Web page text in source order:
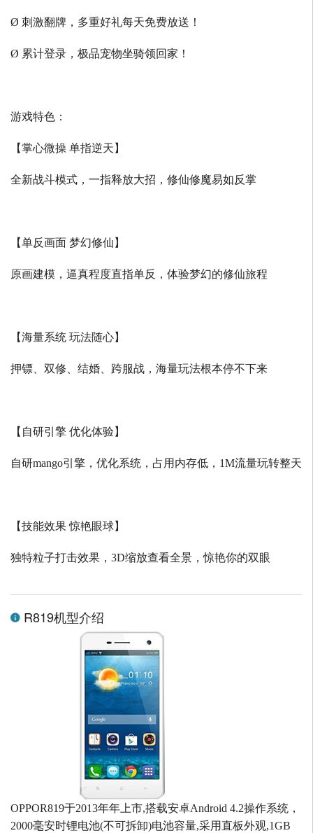
Ø 刺激翻牌，多重好礼每天免费放送！
Ø 累计登录，极品宠物坐骑领回家！
游戏特色：
【掌心微操 单指逆天】
全新战斗模式，一指释放大招，修仙修魔易如反掌
【单反画面 梦幻修仙】
原画建模，逼真程度直指单反，体验梦幻的修仙旅程
【海量系统 玩法随心】
押镖、双修、结婚、跨服战，海量玩法根本停不下来
【自研引擎 优化体验】
自研mango引擎，优化系统，占用内存低， 1M流量玩转整天
【技能效果 惊艳眼球】
独特粒子打击效果， 3D缩放查看全景，惊艳你的双眼
R819机型介绍
OPPOR819于2013年年上市,搭载安卓Android 4.2操作系统，
2000毫安时锂电池(不可拆卸)电池容量,采用直板外观,1GB